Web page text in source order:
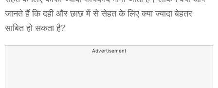
जानते हैं कि दही और छाछ में से सेहत के लिए क्या ज्यादा बेहतर
साबित हो सकता है?
Advertisement